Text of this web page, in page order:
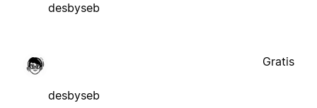
desbyseb
desbyseb
Gratis